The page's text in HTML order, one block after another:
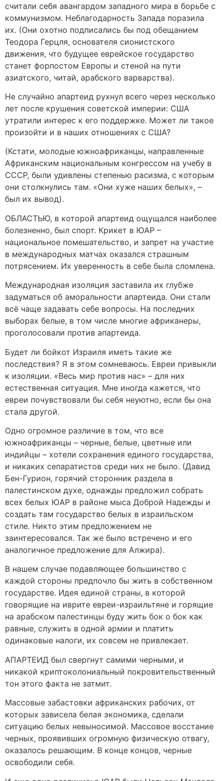
считали себя авангардом западного мира в борьбе с
коммунизмом. Неблагодарность Запада поразила
их. (Они охотно подписались бы под обещанием
Теодора Герцля, основателя сионистского
движения, что будущее еврейское государство
станет форпостом Европы и стеной на пути
азиатского, читай, арабского варварства).
Не случайно апартеид рухнул всего через несколько
лет после крушения советской империи: США
утратили интерес к его поддержке. Может ли такое
произойти и в наших отношениях с США?
(Кстати, молодые южноафриканцы, направленные
Африканским национальным конгрессом на учебу в
СССР, были удивлены степенью расизма, с которым
они столкнулись там. «Они хуже наших белых», –
был их вывод).
ОБЛАСТЬЮ, в которой апартеид ощущался наиболее
болезненно, был спорт. Крикет в ЮАР –
национальное помешательство, и запрет на участие
в международных матчах оказался страшным
потрясением. Их уверенность в себе была сломлена.
Международная изоляция заставила их глубже
задуматься об аморальности апартеида. Они стали
всё чаще задавать себе вопросы. На последних
выборах белые, в том числе многие африканеры,
проголосовали против апартеида.
Будет ли бойкот Израиля иметь такие же
последствия? Я в этом сомневаюсь. Евреи привыкли
к изоляции. «Весь мир против нас» – для них
естественная ситуация. Мне иногда кажется, что
евреи почувствовали бы себя неуютно, если бы она
стала другой.
Одно огромное различие в том, что все
южноафриканцы – черные, белые, цветные или
индийцы – хотели сохранения единого государства,
и никаких сепаратистов среди них не было. (Давид
Бен-Гурион, горячий сторонник раздела в
палестинском духе, однажды предложил собрать
всех белых ЮАР в районе мыса Доброй Надежды и
создать там государство белых в израильском
стиле. Никто этим предложением не
заинтересовался. Так же было встречено и его
аналогичное предложение для Алжира).
В нашем случае подавляющее большинство с
каждой стороны предпочло бы жить в собственном
государстве. Идея единой страны, в которой
говорящие на иврите евреи-израильтяне и горящие
на арабском палестинцы буду жить бок о бок как
равные, служить в одной армии и платить
одинаковые налоги, их совсем не привлекает.
АПАРТЕИД был свергнут самими черными, и
никакой криптоколониальный покровительственный
тон этого факта не затмит.
Массовые забастовки африканских рабочих, от
которых зависела белая экономика, сделали
ситуацию белых невыносимой. Массовое восстание
черных, проявивших огромную физическую отвагу,
оказалось решающим. В конце концов, черные
освободили себя.